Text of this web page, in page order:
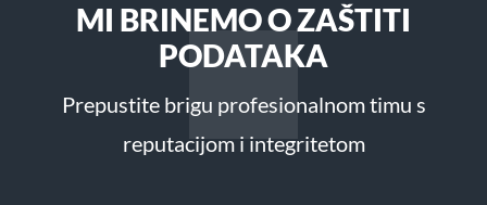
MI BRINEMO O ZAŠTITI
PODATAKA
Prepustite brigu profesionalnom timu s
reputacijom i integritetom